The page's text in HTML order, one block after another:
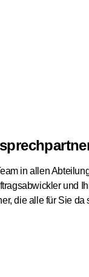
in allen
und
die alle für Sie da